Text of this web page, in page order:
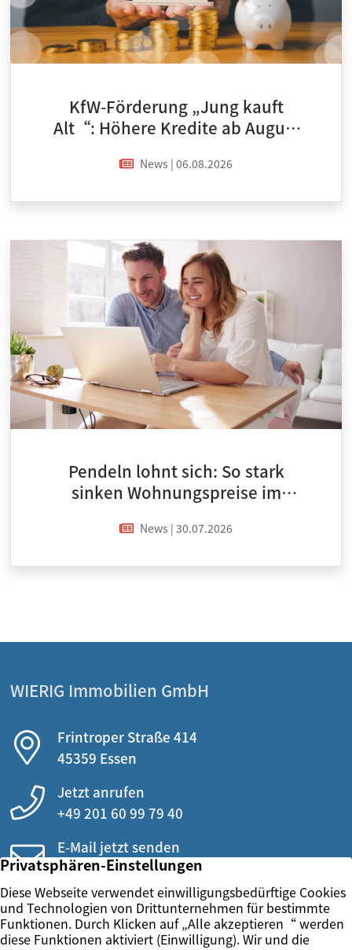
KfW-Förderung „Jung kauft
Alt“: Höhere Kredite ab August
News | 06.08.2026
Pendeln lohnt sich: So stark
sinken Wohnungspreise im
News | 30.07.2026
WIERIG Immobilien GmbH
Frintroper Straße 414
45359 Essen
Jetzt anrufen
+49 201 60 99 79 40
E-Mail jetzt senden
info@wierig.eu